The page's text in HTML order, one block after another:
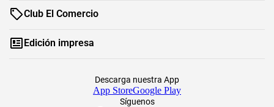
Club El Comercio
Edición impresa
Síguenos
Descarga nuestra App
App StoreGoogle Play